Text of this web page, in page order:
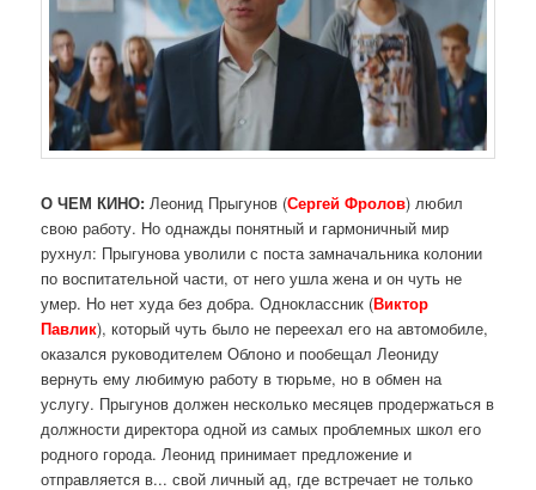
О ЧЕМ КИНО: Леонид Прыгунов (Сергей Фролов) любил
свою работу. Но однажды понятный и гармоничный мир
рухнул: Прыгунова уволили с поста замначальника колонии
по воспитательной части, от него ушла жена и он чуть не
умер. Но нет худа без добра. Одноклассник (Виктор
Павлик), который чуть было не переехал его на автомобиле,
оказался руководителем Облоно и пообещал Леониду
вернуть ему любимую работу в тюрьме, но в обмен на
услугу. Прыгунов должен несколько месяцев продержаться в
должности директора одной из самых проблемных школ его
родного города. Леонид принимает предложение и
отправляется в... свой личный ад, где встречает не только